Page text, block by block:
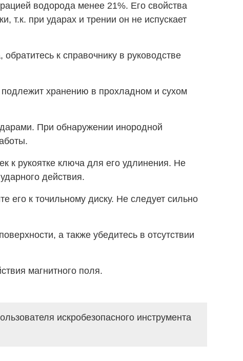
водорода менее 21%. Его свойства
т.к. при ударах и трении он не испускает
к справочнику в руководстве
хранению в прохладном и сухом
При обнаружении инородной
к рукоятке ключа для его удлинения. Не
действия.
его к точильному диску. Не следует сильно
а также убедитесь в отсутствии
магнитного поля.
искробезопасного инструмента